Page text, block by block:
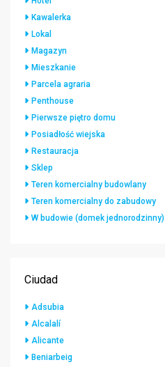
Kawalerka
Lokal
Magazyn
Mieszkanie
Parcela agraria
Penthouse
Pierwsze piętro domu
Posiadłość wiejska
Restauracja
Sklep
Teren komercialny budowlany
Teren komercialny do zabudowy
W budowie (domek jednorodzinny)
Ciudad
Adsubia
Alcalalí
Alicante
Beniarbeig